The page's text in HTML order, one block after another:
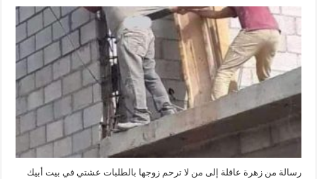
رسالة من زهرة عاقلة إلى من لا ترحم زوجها بالطلبات عشتي في بيت أبيك